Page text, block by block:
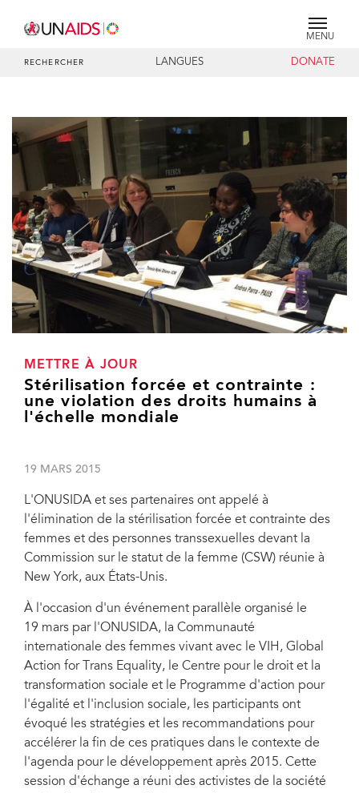
MENU
RECHERCHER LANGUES DONATE
À l'occasion d'un événement parallèle organisé le 19 mars par l'ONUSIDA, la
Communauté internationale des femmes vivant avec le VIH, Global Action for
Trans Equality, le Centre pour le droit et la transformation sociale et le
Programme d'action pour l'égalité et l'inclusion sociale, les participants ont
évoqué les stratégies et les recommandations pour accélérer la fin de ces
pratiques dans le contexte de l'agenda pour le développement après 2015.
Cette session d'échange a réuni des activistes de la société civile, des
délégués de la CSW, des ministres en charge de l'égalité des sexes et des
METTRE À JOUR
Stérilisation forcée et contrainte :
une violation des droits humains à
l'échelle mondiale
19 MARS 2015
L'ONUSIDA et ses partenaires ont appelé à
l'élimination de la stérilisation forcée et contrainte des
femmes et des personnes transsexuelles devant la
Commission sur le statut de la femme (CSW) réunie à
New York, aux États-Unis.
À l'occasion d'un événement parallèle organisé le
19 mars par l'ONUSIDA, la Communauté
internationale des femmes vivant avec le VIH, Global
Action for Trans Equality, le Centre pour le droit et la
transformation sociale et le Programme d'action pour
l'égalité et l'inclusion sociale, les participants ont
évoqué les stratégies et les recommandations pour
accélérer la fin de ces pratiques dans le contexte de
l'agenda pour le développement après 2015. Cette
session d'échange a réuni des activistes de la société